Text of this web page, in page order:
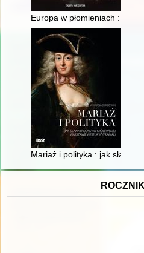
Europa w płomieniach :
Mariaż i polityka : jak sławni